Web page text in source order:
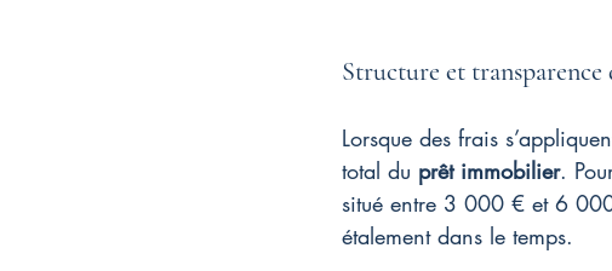
Structure et transparence
Lorsque des frais
total du prêt immobilier.
situé entre 3 000 € et 6
étalement dans le temps.